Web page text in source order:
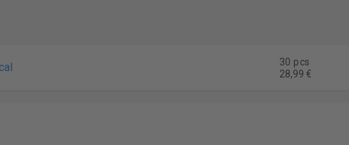
30 pcs
28,99 €